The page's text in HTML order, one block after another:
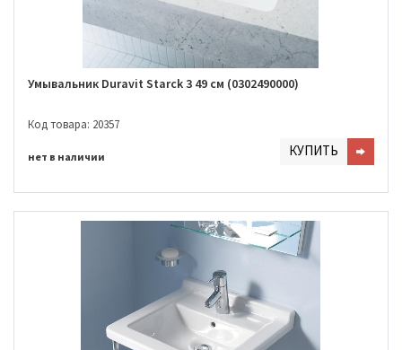
Умывальник Duravit Starck 3 49 см (0302490000)
Код товара: 20357
нет в наличии КУПИТЬ